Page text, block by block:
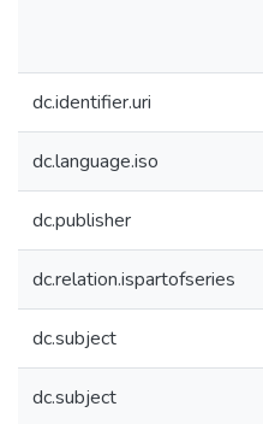
dc.identifier.uri
dc.language.iso
dc.publisher
dc.relation.ispartofseries
dc.subject
dc.subject